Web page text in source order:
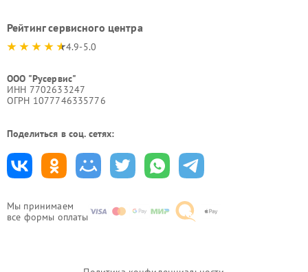
Мы принимаем
все формы оплаты
Рейтинг сервисного центра
4.9-5.0
ООО "Русервис"
ИНН 7702633247
ОГРН 1077746335776
Поделиться в соц. сетях: